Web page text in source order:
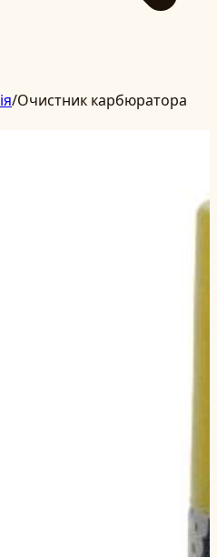
/Очистник карбюратора